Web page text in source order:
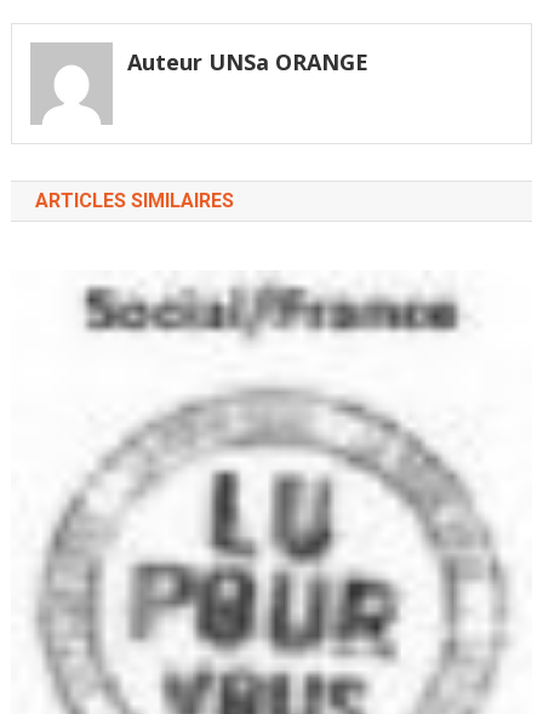
mobile 5G, où le
Chinois…
l’article
Auteur UNSa ORANGE
ARTICLES SIMILAIRES